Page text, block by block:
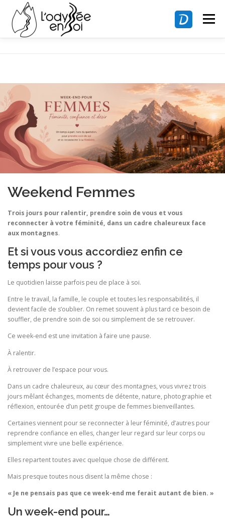
contenu
Menu
VOS THÉRAPEUTES CONTACT
Weekend Femmes
Trois jours pour ralentir, prendre soin de vous et vous
reconnecter à votre féminité, dans un cadre chaleureux face
aux montagnes.
Et si vous vous accordiez enfin ce
temps pour vous ?
Le quotidien laisse parfois peu de place à soi.
Entre le travail, la famille, le couple et toutes les responsabilités, il
devient facile de s’oublier. On remet souvent à plus tard ce besoin de
souffler, de prendre soin de soi ou simplement de se retrouver.
Ce week-end est une invitation à faire une pause.
À ralentir.
À retrouver de l’espace pour vous.
Dans un cadre chaleureux, au cœur des montagnes, vous vivrez trois
jours mêlant échanges, moments de détente, nature, photographie et
réflexion, entourée d’un petit groupe de femmes bienveillantes.
Certaines viennent pour se reconnecter à leur féminité, d’autres pour
reprendre confiance en elles, changer leur regard sur leur corps ou
simplement vivre une belle expérience.
Elles repartent toutes avec quelque chose de différent.
Mais presque toutes nous disent la même chose :
« Je ne pensais pas que ce week-end me ferait autant de bien. »
Un week-end pour…